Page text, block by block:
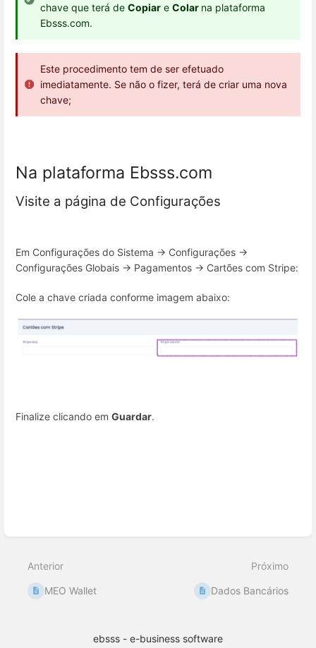
chave que terá de Copiar e Colar na plataforma
Ebsss.com.
Este procedimento tem de ser efetuado
imediatamente. Se não o fizer, terá de criar uma nova
chave;
Na plataforma Ebsss.com
Visite a página de Configurações
Em Configurações do Sistema -> Configurações ->
Configurações Globais -> Pagamentos -> Cartões com Stripe:
Cole a chave criada conforme imagem abaixo:
Finalize clicando em Guardar.
seleção
Anterior
MEO Wallet
Próximo
Dados Bancários
ebsss - e-business software